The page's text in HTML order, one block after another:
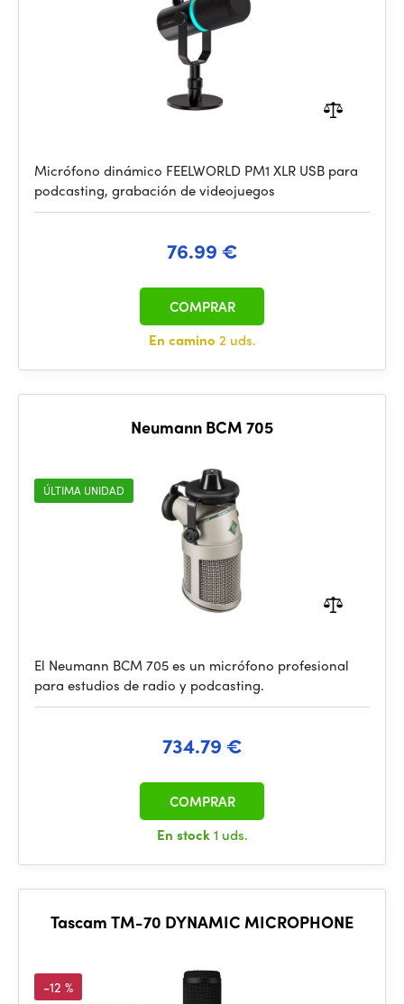
Micrófono dinámico FEELWORLD PM1 XLR USB para
podcasting, grabación de videojuegos
76.99 €
En camino 2 uds.
COMPRAR
Neumann BCM 705
ÚLTIMA UNIDAD
El Neumann BCM 705 es un micrófono profesional
para estudios de radio y podcasting.
734.79 €
En stock1 uds.
COMPRAR
Tascam TM-70 DYNAMIC MICROPHONE
-12 %